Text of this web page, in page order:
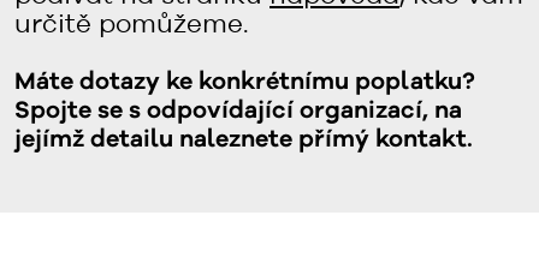
určitě pomůžeme.
Máte dotazy ke konkrétnímu poplatku?
Spojte se s odpovídající organizací, na
jejímž detailu naleznete přímý kontakt.